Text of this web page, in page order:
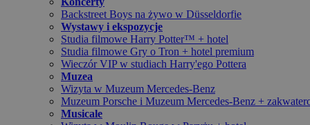
Backstreet Boys na żywo w Düsseldorfie
Wystawy i ekspozycje
Studia filmowe Harry Potter™ + hotel
Studia filmowe Gry o Tron + hotel premium
Wieczór VIP w studiach Harry'ego Pottera
Muzea
Wizyta w Muzeum Mercedes-Benz
Muzeum Porsche i Muzeum Mercedes-Benz +
Musicale